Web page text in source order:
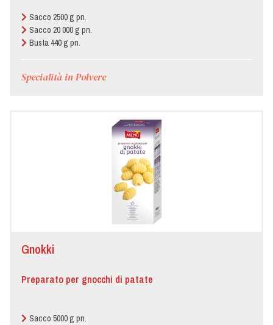
Sacco 2500 g pn.
Sacco 20 000 g pn.
Busta 440 g pn.
Specialità in Polvere
Gnokki
Preparato per gnocchi di patate
Sacco 5000 g pn.